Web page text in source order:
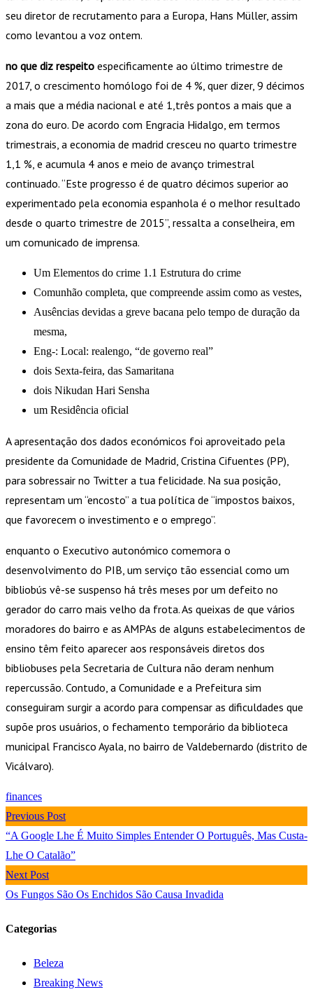
seu diretor de recrutamento para a Europa, Hans Müller, assim
como levantou a voz ontem.
no que diz respeito especificamente ao último trimestre de
2017, o crescimento homólogo foi de 4 %, quer dizer, 9 décimos
a mais que a média nacional e até 1,três pontos a mais que a
zona do euro. De acordo com Engracia Hidalgo, em termos
trimestrais, a economia de madrid cresceu no quarto trimestre
1,1 %, e acumula 4 anos e meio de avanço trimestral
continuado. “Este progresso é de quatro décimos superior ao
experimentado pela economia espanhola é o melhor resultado
desde o quarto trimestre de 2015”, ressalta a conselheira, em
um comunicado de imprensa.
Um Elementos do crime 1.1 Estrutura do crime
Comunhão completa, que compreende assim como as vestes,
Ausências devidas a greve bacana pelo tempo de duração da
mesma,
Eng-: Local: realengo, “de governo real”
dois Sexta-feira, das Samaritana
dois Nikudan Hari Sensha
um Residência oficial
A apresentação dos dados económicos foi aproveitado pela
presidente da Comunidade de Madrid, Cristina Cifuentes (PP),
para sobressair no Twitter a tua felicidade. Na sua posição,
representam um “encosto” a tua política de “impostos baixos,
que favorecem o investimento e o emprego”.
enquanto o Executivo autonómico comemora o
desenvolvimento do PIB, um serviço tão essencial como um
bibliobús vê-se suspenso há três meses por um defeito no
gerador do carro mais velho da frota. As queixas de que vários
moradores do bairro e as AMPAs de alguns estabelecimentos de
ensino têm feito aparecer aos responsáveis diretos dos
bibliobuses pela Secretaria de Cultura não deram nenhum
repercussão. Contudo, a Comunidade e a Prefeitura sim
conseguiram surgir a acordo para compensar as dificuldades que
supõe pros usuários, o fechamento temporário da biblioteca
municipal Francisco Ayala, no bairro de Valdebernardo (distrito de
Vicálvaro).
finances
Previous Post
“A Google Lhe É Muito Simples Entender O Português, Mas Custa-
Lhe O Catalão”
Next Post
Os Fungos São Os Enchidos São Causa Invadida
Categorias
Beleza
Breaking News